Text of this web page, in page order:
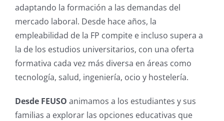
adaptando la formación a las demandas del
mercado laboral. Desde hace años, la
empleabilidad de la FP compite e incluso supera a
la de los estudios universitarios, con una oferta
formativa cada vez más diversa en áreas como
tecnología, salud, ingeniería, ocio y hostelería.
Desde FEUSO animamos a los estudiantes y sus
familias a explorar las opciones educativas que